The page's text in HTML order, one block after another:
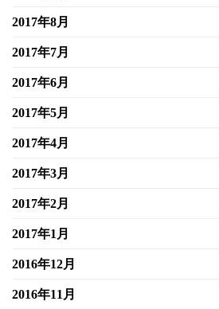
2017年8月
2017年7月
2017年6月
2017年5月
2017年4月
2017年3月
2017年2月
2017年1月
2016年12月
2016年11月